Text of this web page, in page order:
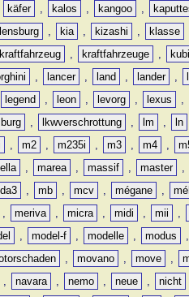
käfer , kalos , kangoo ,
, kia , kizashi , klasse
kraftfahrzeug , kraftfahrzeuge ,
, lancer , land , lander ,
legend , leon , levorg , lexus ,
, lkwverschrottung , lm , ln
, m2 , m235i , m3 , m4 ,
, marea , massif , master ,
, mb , mcv , mégane ,
, meriva , micra , midi , mii ,
, model-f , modelle , modus ,
, movano , move ,
, navara , nemo , neue , nicht